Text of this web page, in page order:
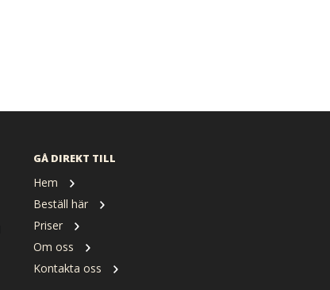
GÅ DIREKT TILL
Hem
Beställ här
Priser
Om oss
Kontakta oss